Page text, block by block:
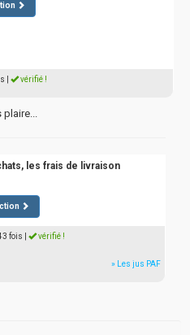
vérifié !
plaire...
les frais de livraison
fois vérifié !
» Les jus PAF